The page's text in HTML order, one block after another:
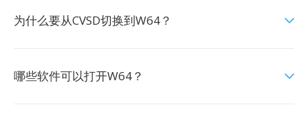
为什么要从CVSD切换到W64？
哪些软件可以打开W64？